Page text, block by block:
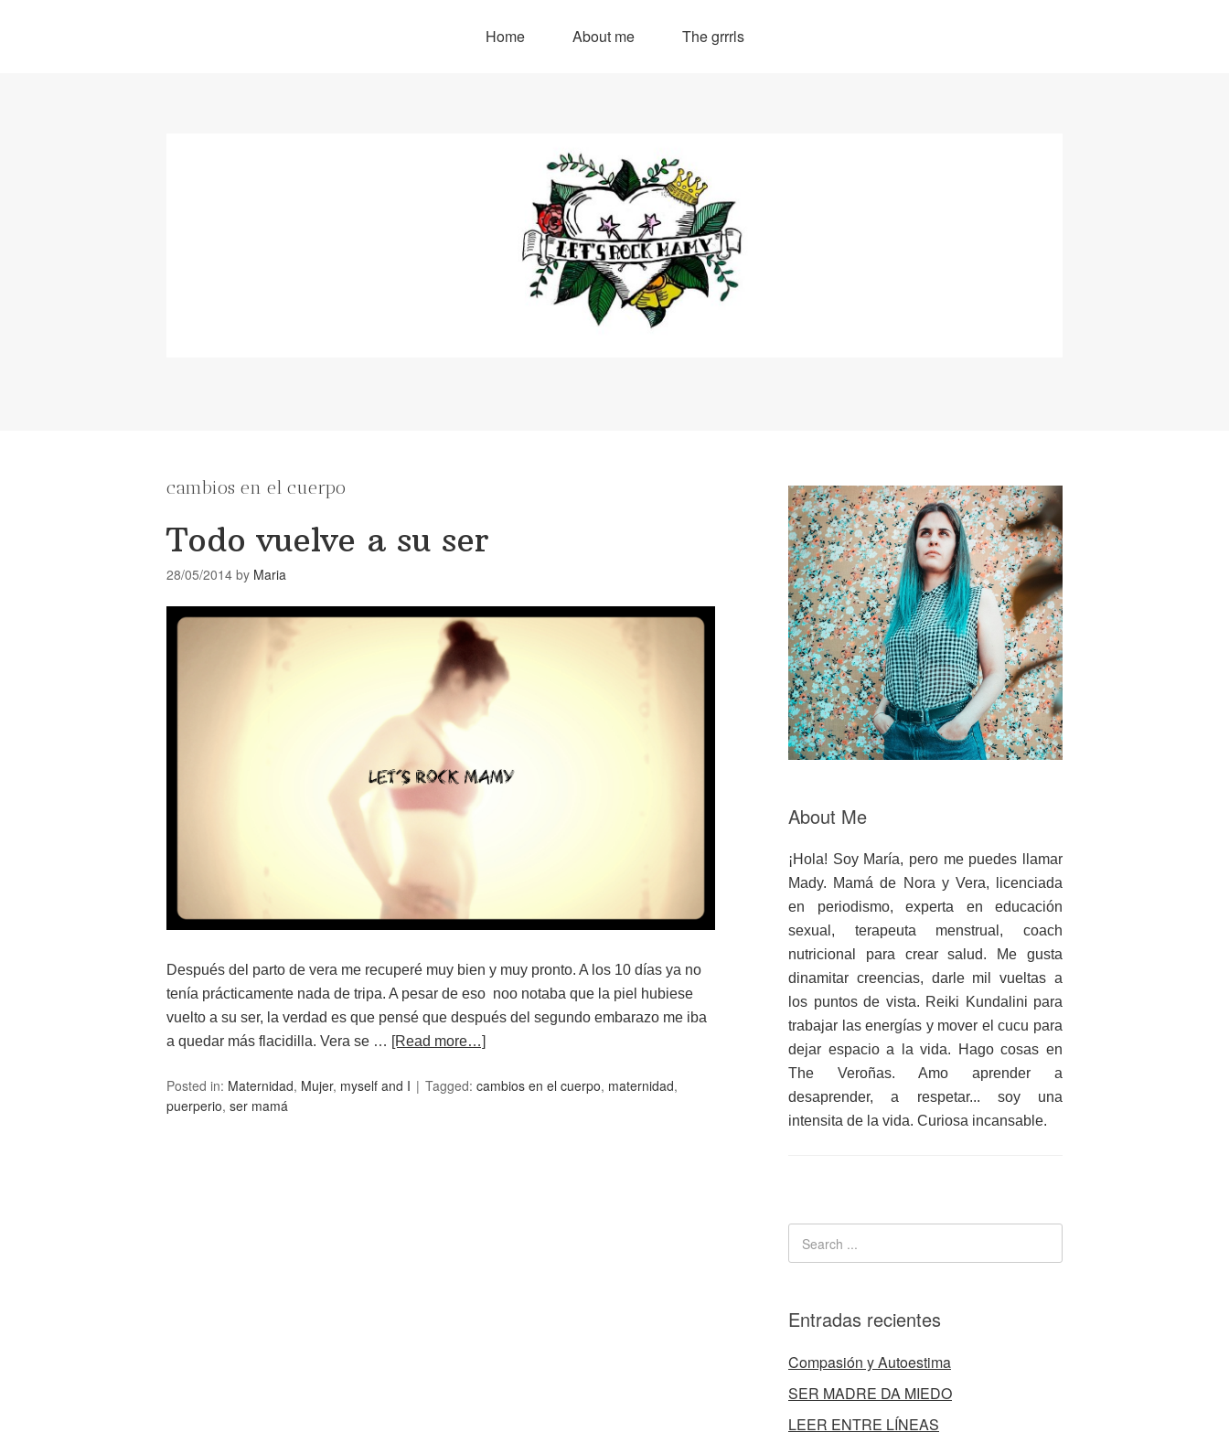
Home About me The grrrls
cambios en el cuerpo
Todo vuelve a su ser
28/05/2014 by Maria
Después del parto de vera me recuperé muy bien y muy pronto. A los 10 días ya no
tenía prácticamente nada de tripa. A pesar de eso noo notaba que la piel hubiese
vuelto a su ser, la verdad es que pensé que después del segundo embarazo me iba
a quedar más flacidilla. Vera se … [Read more…]
Posted in: Maternidad, Mujer, myself and I Tagged: cambios en el cuerpo, maternidad,
puerperio, ser mamá
About Me
¡Hola! Soy María, pero me puedes llamar
Mady. Mamá de Nora y Vera, licenciada
en periodismo, experta en educación
sexual, terapeuta menstrual, coach
nutricional para crear salud. Me gusta
dinamitar creencias, darle mil vueltas a
los puntos de vista. Reiki Kundalini para
trabajar las energías y mover el cucu para
dejar espacio a la vida. Hago cosas en
The Veroñas. Amo aprender a
desaprender, a respetar... soy una
intensita de la vida. Curiosa incansable.
Entradas recientes
Compasión y Autoestima
SER MADRE DA MIEDO
LEER ENTRE LÍNEAS